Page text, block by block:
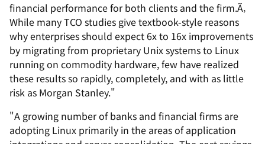
financial performance for both clients and the firm.Ã‚
While many TCO studies give textbook-style reasons
why enterprises should expect 6x to 16x improvements
by migrating from proprietary Unix systems to Linux
running on commodity hardware, few have realized
these results so rapidly, completely, and with as little
risk as Morgan Stanley."
"A growing number of banks and financial firms are
adopting Linux primarily in the areas of application